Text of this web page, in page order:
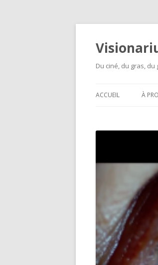
Du ciné, du gras,
ACCUEIL À